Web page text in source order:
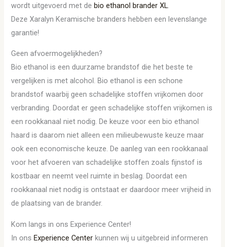
wordt uitgevoerd met debio ethanol brander XL.
Deze Xaralyn Keramische branders hebben een levenslange
garantie!
Geen afvoermogelijkheden?
Bio ethanol is een duurzame brandstof die het beste te
vergelijken is met alcohol. Bio ethanol is een schone
brandstof waarbij geen schadelijke stoffen vrijkomen door
verbranding. Doordat er geen schadelijke stoffen vrijkomen is
een rookkanaal niet nodig. De keuze voor een bio ethanol
haard is daarom niet alleen een milieubewuste keuze maar
ook een economische keuze. De aanleg van een rookkanaal
voor het afvoeren van schadelijke stoffen zoals fijnstof is
kostbaar en neemt veel ruimte in beslag. Doordat een
rookkanaal niet nodig is ontstaat er daardoor meer vrijheid in
de plaatsing van de brander.
Kom langs in ons Experience Center!
In onsExperience Center kunnen wij u uitgebreid informeren